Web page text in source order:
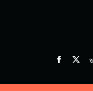
Facebook
X